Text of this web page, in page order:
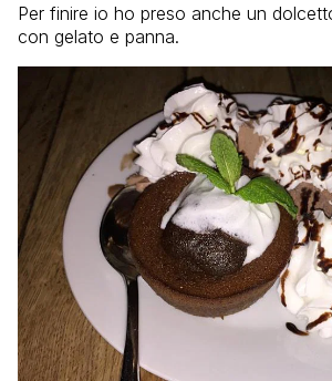
Per finire io ho preso anche un
con gelato e panna.